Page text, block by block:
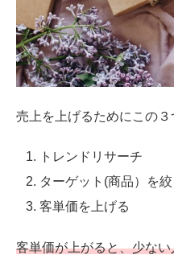
売上を上げるためにこの３
トレンドリサーチ
ターゲット(商品）を絞
客単価を上げる
客単価が上がると、少な